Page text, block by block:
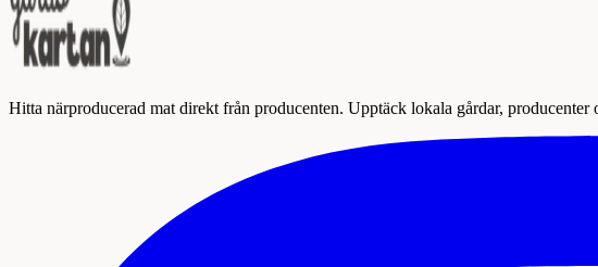
Hitta närproducerad mat direkt från producenten. Upptäck lokala gårdar, producenter